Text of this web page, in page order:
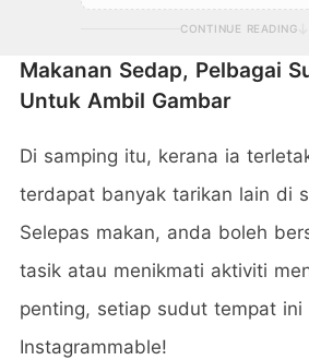
CONTINUE READING
Makanan Sedap, Pelbagai
Untuk Ambil Gambar
Di samping itu, kerana ia
terdapat banyak tarikan lain di
Selepas makan, anda boleh
tasik atau menikmati aktiviti
penting, setiap sudut tempat ini
Instagrammable!